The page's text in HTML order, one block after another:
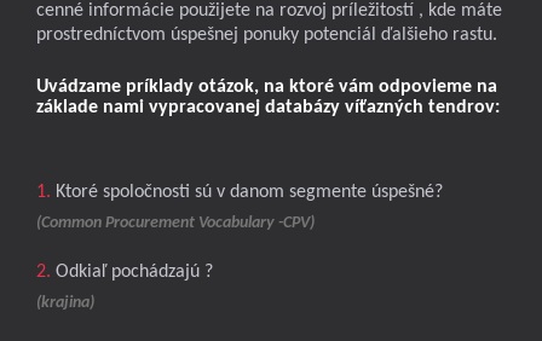
cenné informácie použijete na rozvoj príležitostí , kde máte
prostredníctvom úspešnej ponuky potenciál ďalšieho rastu.
Uvádzame príklady otázok, na ktoré vám odpovieme na
základe nami vypracovanej databázy víťazných tendrov:
1. Ktoré spoločnosti sú v danom segmente úspešné?
(Common Procurement Vocabulary -CPV)
2. Odkiaľ pochádzajú ?
(krajina)